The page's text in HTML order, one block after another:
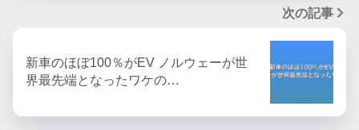
次の記事
新車のほぼ100％がEV ノルウェーが世
界最先端となったワケの…